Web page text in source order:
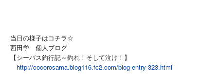
当日の様子はコチラ☆
西田学 個人ブログ
【シーバス釣行記～釣れ！そして泣け！】
http://cocorosama.blog116.fc2.com/blog-entry-323.html